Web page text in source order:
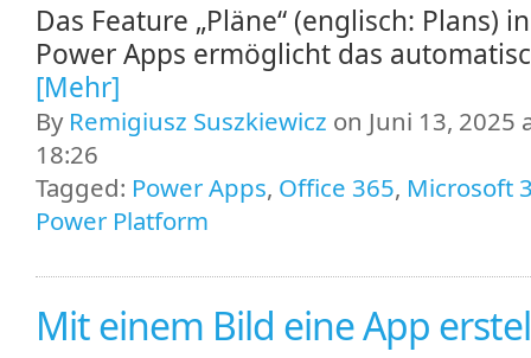
Das Feature „Pläne“ (englisch: Plans) in
Power Apps ermöglicht das
[Mehr]
By Remigiusz Suszkiewicz on Juni 13, 2025
18:26
Tagged: Power Apps, Office 365, Microsoft
Power Platform
Mit einem Bild eine App